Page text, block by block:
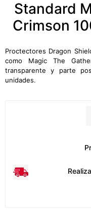
Standard
Crimson
Proctectores Dragon
como Magic The
transparente y parte
unidades.